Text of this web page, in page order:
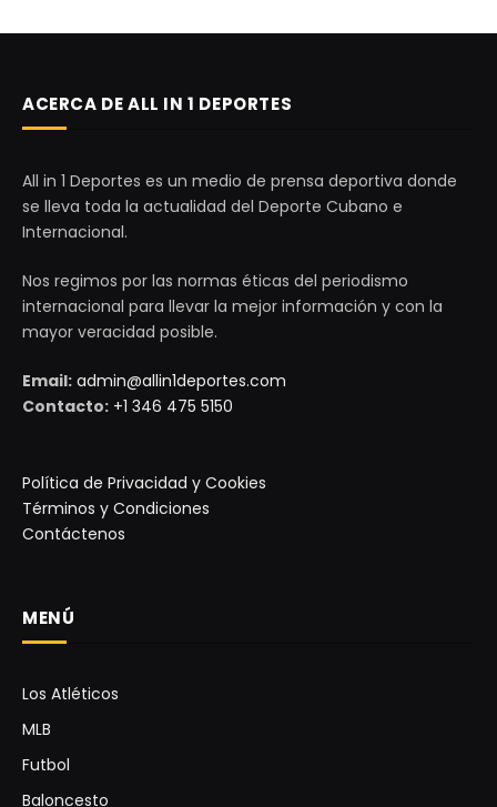
ACERCA DE ALL IN 1 DEPORTES
All in 1 Deportes es un medio de prensa deportiva donde
se lleva toda la actualidad del Deporte Cubano e
Internacional.
Nos regimos por las normas éticas del periodismo
internacional para llevar la mejor información y con la
mayor veracidad posible.
Email: admin@allin1deportes.com
Contacto: +1 346 475 5150
Política de Privacidad y Cookies
Términos y Condiciones
Contáctenos
MENÚ
Los Atléticos
MLB
Futbol
Baloncesto